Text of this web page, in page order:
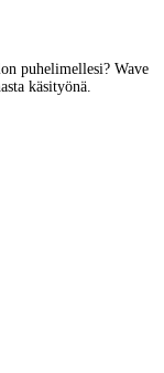
puhelimellesi? Wave
käsityönä.